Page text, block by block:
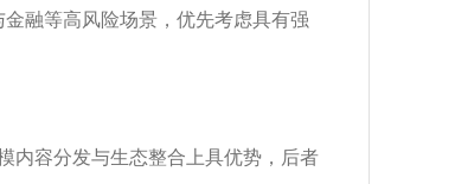
融等高风险场景，优先考虑具有强
内容分发与生态整合上具优势，后者